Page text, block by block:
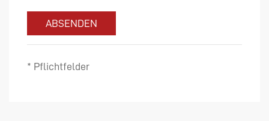
ABSENDEN
* Pflichtfelder